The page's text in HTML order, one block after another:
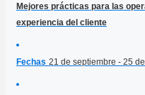
Mejores prácticas para las
experiencia del cliente
Fechas 21 de septiembre - 25